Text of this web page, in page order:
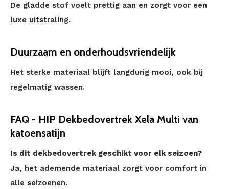
De gladde stof voelt prettig aan en zorgt voor een
luxe uitstraling.
Duurzaam en onderhoudsvriendelijk
Het sterke materiaal blijft langdurig mooi, ook bij
regelmatig wassen.
FAQ - HIP Dekbedovertrek Xela Multi van
katoensatijn
Is dit dekbedovertrek geschikt voor elk seizoen?
Ja, het ademende materiaal zorgt voor comfort in
alle seizoenen.